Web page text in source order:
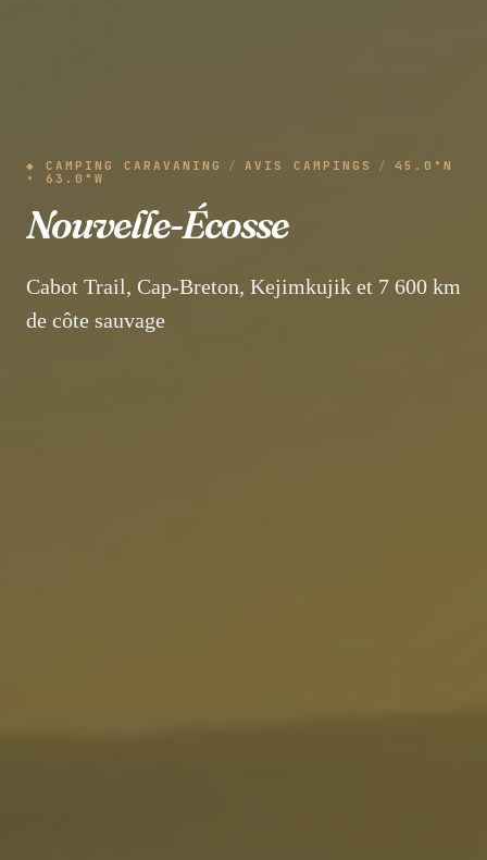
◆ CAMPING CARAVANING / AVIS CAMPINGS /
45.0°N
• 63.0°W
Nouvelle-Écosse
Cabot Trail, Cap-Breton, Kejimkujik et 7 600 km
de côte sauvage